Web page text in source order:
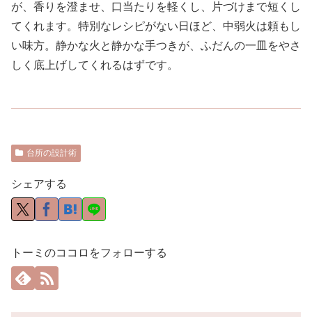
が、香りを澄ませ、口当たりを軽くし、片づけまで短くし
てくれます。特別なレシピがない日ほど、中弱火は頼もし
い味方。静かな火と静かな手つきが、ふだんの一皿をやさ
しく底上げしてくれるはずです。
台所の設計術
シェアする
トーミのココロをフォローする